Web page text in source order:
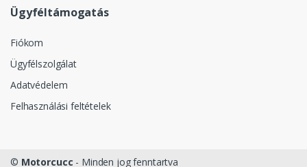
Ügyféltámogatás
Fiókom
Ügyfélszolgálat
Adatvédelem
Felhasználási feltételek
© Motorcucc - Minden jog fenntartva